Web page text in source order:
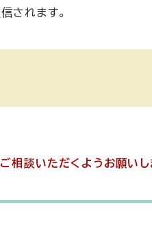
されます。
相談いただくようお願いし